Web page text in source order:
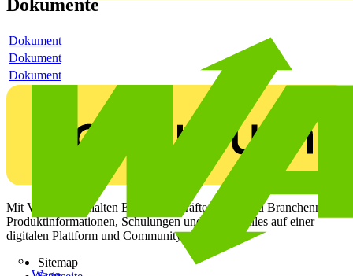
Dokumente
Dokument
Dokument
Dokument
Mit Voltimum erhalten Elektrofachkräfte Zugang zu Branchennews,
Produktinformationen, Schulungen und Tools – alles auf einer
digitalen Plattform und Community.
Sitemap